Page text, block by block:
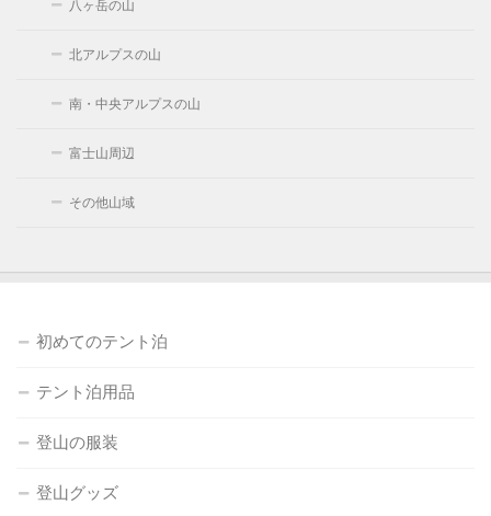
八ヶ岳の山
北アルプスの山
南・中央アルプスの山
富士山周辺
その他山域
初めてのテント泊
テント泊用品
登山の服装
登山グッズ